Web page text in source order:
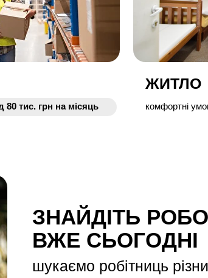
шукаємо робітниць
ЗНАЙДІТЬ
ВЖЕ СЬОГОДНІ
комфортні
ЖИТЛО
80 тис. грн на місяць